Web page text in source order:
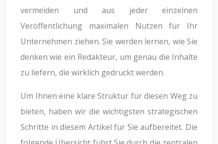
vermeiden und aus jeder einzelnen
Veröffentlichung maximalen Nutzen für Ihr
Unternehmen ziehen. Sie werden lernen, wie Sie
denken wie ein Redakteur, um genau die Inhalte
zu liefern, die wirklich gedruckt werden.
Um Ihnen eine klare Struktur für diesen Weg zu
bieten, haben wir die wichtigsten strategischen
Schritte in diesem Artikel für Sie aufbereitet. Die